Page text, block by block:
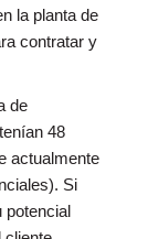
la planta de
contratar y
de
48
actualmente
Si
potencial